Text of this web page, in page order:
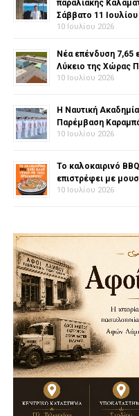
παραλιακής
Σάββατο 11 Ιουλίου
10 Ιουλίου 2026
Νέα επένδυση 7,65
Λύκειο της Χώρας
10 Ιουλίου 2026
Η Ναυτική
Παρέμβαση
10 Ιουλίου 2026
Το καλοκαιρινό
επιστρέφει με
10 Ιουλίου 2026